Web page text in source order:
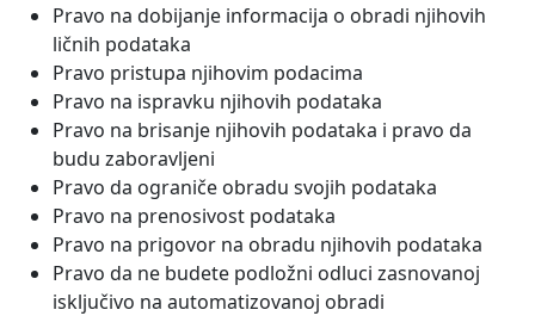
Pravo na dobijanje informacija o obradi njihovih
ličnih podataka
Pravo pristupa njihovim podacima
Pravo na ispravku njihovih podataka
Pravo na brisanje njihovih podataka i pravo da
budu zaboravljeni
Pravo da ograniče obradu svojih podataka
Pravo na prenosivost podataka
Pravo na prigovor na obradu njihovih podataka
Pravo da ne budete podložni odluci zasnovanoj
isključivo na automatizovanoj obradi